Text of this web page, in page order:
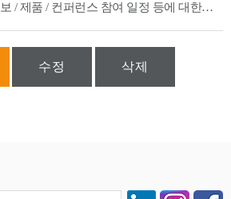
회사정보 / 제품 / 컨퍼런스 참여 일정 등에 대한 문의를 남겨주세요
수정 삭제